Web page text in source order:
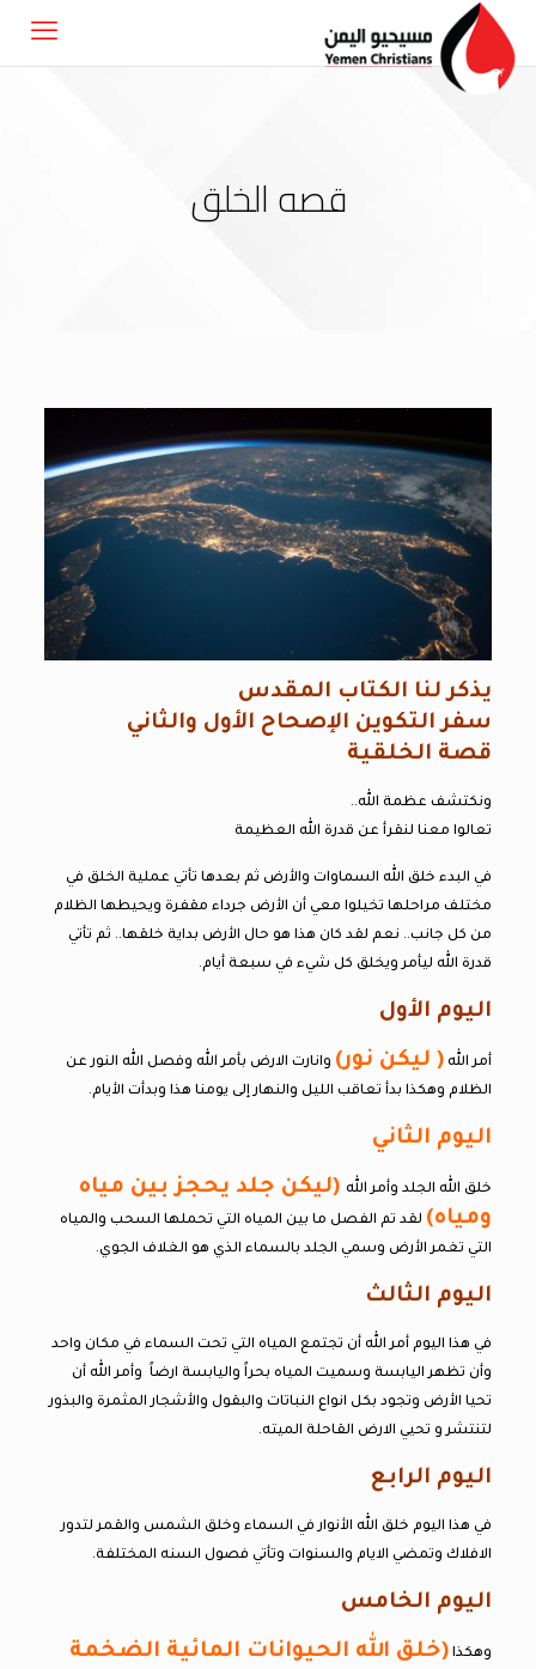
قصه الخلق
يذكر لنا الكتاب المقدس
سفر التكوين الإصحاح الأول والثاني
قصة الخلقية
ونكتشف عظمة الله..
تعالوا معنا لنقرأ عن قدرة الله العظيمة
في البدء خلق الله السماوات والأرض ثم بعدها تأتي عملية الخلق في
مختلف مراحلها تخيلوا معي أن الأرض جرداء مقفرة ويحيطها الظلام
من كل جانب.. نعم لقد كان هذا هو حال الأرض بداية خلقها.. ثم تأتي
قدرة الله ليأمر ويخلق كل شيء في سبعة أيام.
اليوم الأول
أمر الله ( ليكن نور) وانارت الارض بأمر الله وفصل الله النور عن
الظلام وهكذا بدأ تعاقب الليل والنهار إلى يومنا هذا وبدأت الأيام.
اليوم الثاني
خلق الله الجلد وأمر الله (ليكن جلد يحجز بين مياه
ومياه) لقد تم الفصل ما بين المياه التي تحملها السحب والمياه
التي تغمر الأرض وسمي الجلد بالسماء الذي هو الغلاف الجوي.
اليوم الثالث
في هذا اليوم أمر الله أن تجتمع المياه التي تحت السماء في مكان واحد
وأن تظهر اليابسة وسميت المياه بحراً واليابسة ارضاً وأمر الله أن
تحيا الأرض وتجود بكل انواع النباتات والبقول والأشجار المثمرة والبذور
لتنتشر و تحيي الارض القاحلة الميته.
اليوم الرابع
في هذا اليوم خلق الله الأنوار في السماء وخلق الشمس والقمر لتدور
الافلاك وتمضي الايام والسنوات وتأتي فصول السنه المختلفة.
اليوم الخامس
وهكذا (خلق الله الحيوانات المائية الضخمة